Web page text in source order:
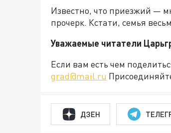
Известно, что приезжий —
прочерк. Кстати, семья
Уважаемые читатели
Если вам есть чем
grad@mail.ru
ДЗЕН